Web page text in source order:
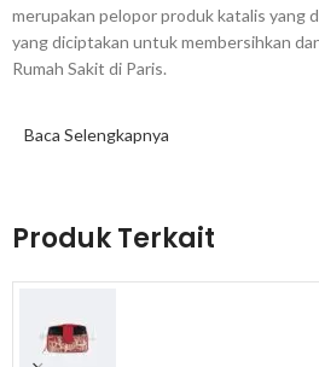
merupakan pelopor produk katalis yang
yang diciptakan untuk membersihkan
Rumah Sakit di Paris.
Produk memiliki garansi langsung dari
kegagalan fungsi, cacat produk maupun
pesan dan yang diterima. Pembeli wajib
Baca Selengkapnya
Produk Terkait